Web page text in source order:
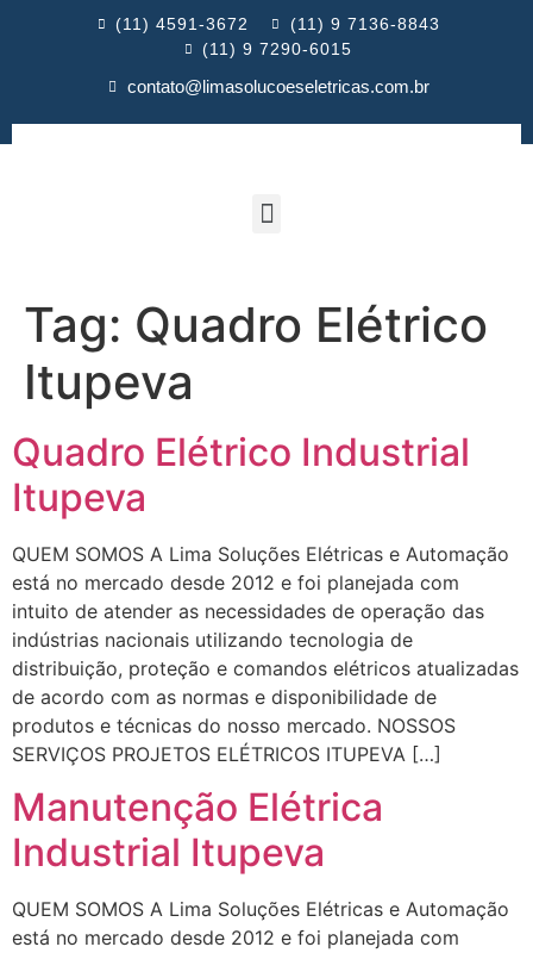
(11) 4591-3672
(11) 9 7136-8843
(11) 9 7290-6015
contato@limasolucoeseletricas.com.br
Tag: Quadro Elétrico
Itupeva
Quadro Elétrico Industrial
Itupeva
QUEM SOMOS A Lima Soluções Elétricas e Automação
está no mercado desde 2012 e foi planejada com
intuito de atender as necessidades de operação das
indústrias nacionais utilizando tecnologia de
distribuição, proteção e comandos elétricos atualizadas
de acordo com as normas e disponibilidade de
produtos e técnicas do nosso mercado. NOSSOS
SERVIÇOS PROJETOS ELÉTRICOS ITUPEVA […]
Manutenção Elétrica
Industrial Itupeva
QUEM SOMOS A Lima Soluções Elétricas e Automação
está no mercado desde 2012 e foi planejada com